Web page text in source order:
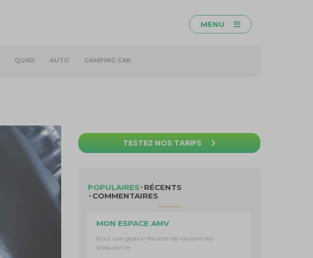
MENU
QUAD AUTO CAMPING CAR
TESTEZ NOS TARIFS
POPULAIRES RÉCENTS
COMMENTAIRES
MON ESPACE AMV
Pour une gestion facilitée de vos contrats
d’assurance,